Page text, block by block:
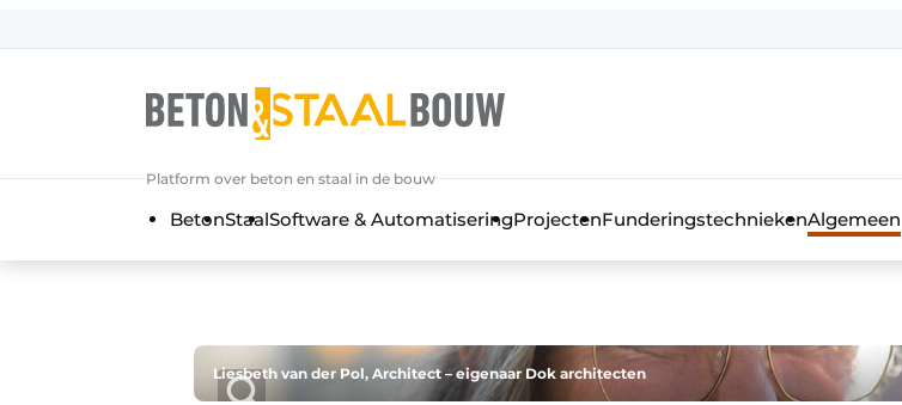
Algemene voorwaarden
Beton & Staalbouw | Ontdek hét vakblad voor de beton- en staalbouwbranche
Evenement aanmelden
Meest gelezen
Platform over beton en staal in de bouw
BetonStaalSoftware & AutomatiseringProjectenFunderingstechniekenAlgemeen
Liesbeth van der Pol, Architect – eigenaar Dok architecten